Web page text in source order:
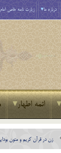
درباره ما زیارت نامه خاص
ائمه اطهار
زن در قرآن كريم و متون